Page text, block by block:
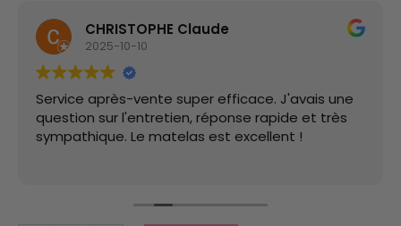
CHRISTOPHE Claude
2025-10-10
Service après-vente super efficace. J'avais une
question sur l'entretien, réponse rapide et très
sympathique. Le matelas est excellent !